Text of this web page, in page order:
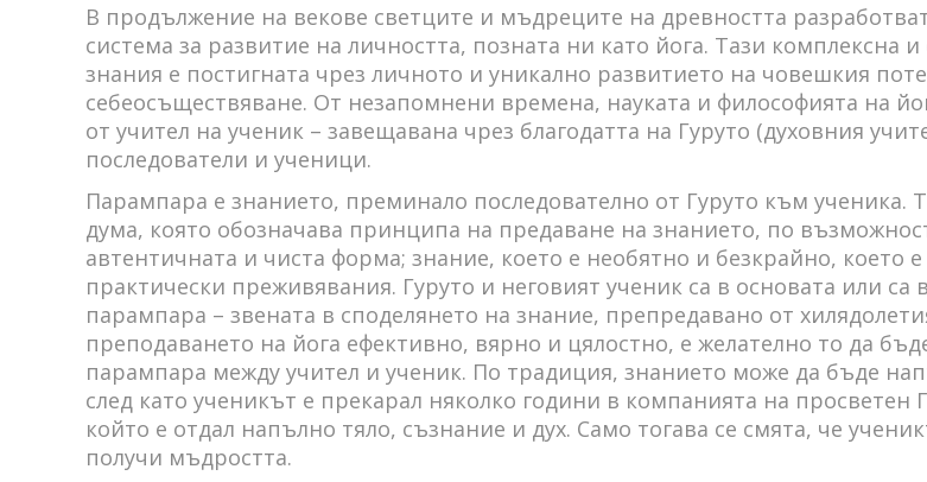
В продължение на векове светците и мъдреците на древността
система за развитие на личността, позната ни като йога. Тази комплексна
знания е постигната чрез личното и уникално развитието на човешкия
себеосъществяване. От незапомнени времена, науката и философията на
от учител на ученик – завещавана чрез благодатта на Гуруто (духовния
последователи и ученици.
Парампара е знанието, преминало последователно от Гуруто към ученика.
дума, която обозначава принципа на предаване на знанието, по
автентичната и чиста форма; знание, което е необятно и безкрайно, което
практически преживявания. Гуруто и неговият ученик са в основата или са
парампара – звената в споделянето на знание, препредавано от
преподаването на йога ефективно, вярно и цялостно, е желателно то да
парампара между учител и ученик. По традиция, знанието може да бъде
след като ученикът е прекарал няколко години в компанията на просветен
който е отдал напълно тяло, съзнание и дух. Само тогава се смята, че
получи мъдростта.